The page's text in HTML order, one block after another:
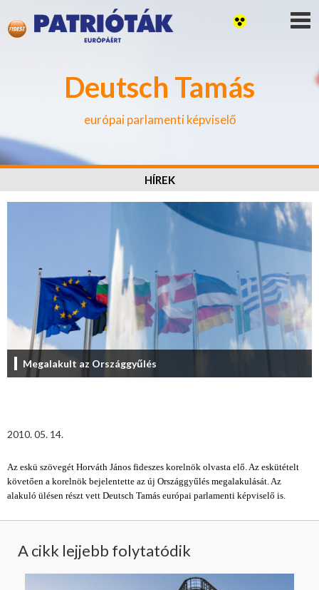
Deutsch Tamás
európai parlamenti képviselő
HÍREK
Megalakult az Országgyűlés
2010. 05. 14.
Az eskü szövegét Horváth János fideszes korelnök olvasta elő. Az eskütételt
követően a korelnök bejelentette az új Országgyűlés megalakulását. Az
alakuló ülésen részt vett Deutsch Tamás európai parlamenti képviselő is.
A cikk lejjebb folytatódik